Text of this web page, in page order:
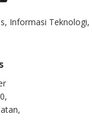
Informasi Teknologi,